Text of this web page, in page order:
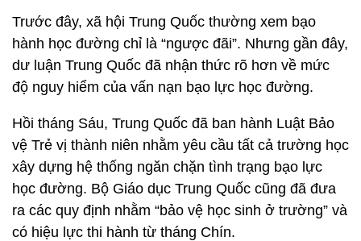
Trước đây, xã hội Trung Quốc thường xem bạo
hành học đường chỉ là “ngược đãi”. Nhưng gần đây,
dư luận Trung Quốc đã nhận thức rõ hơn về mức
độ nguy hiểm của vấn nạn bạo lực học đường.
Hồi tháng Sáu, Trung Quốc đã ban hành Luật Bảo
vệ Trẻ vị thành niên nhằm yêu cầu tất cả trường học
xây dựng hệ thống ngăn chặn tình trạng bạo lực
học đường. Bộ Giáo dục Trung Quốc cũng đã đưa
ra các quy định nhằm “bảo vệ học sinh ở trường” và
có hiệu lực thi hành từ tháng Chín.